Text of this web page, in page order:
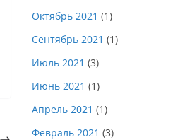
Октябрь 2021 (1)
Сентябрь 2021 (1)
Июль 2021 (3)
Июнь 2021 (1)
Апрель 2021 (1)
Февраль 2021 (3)